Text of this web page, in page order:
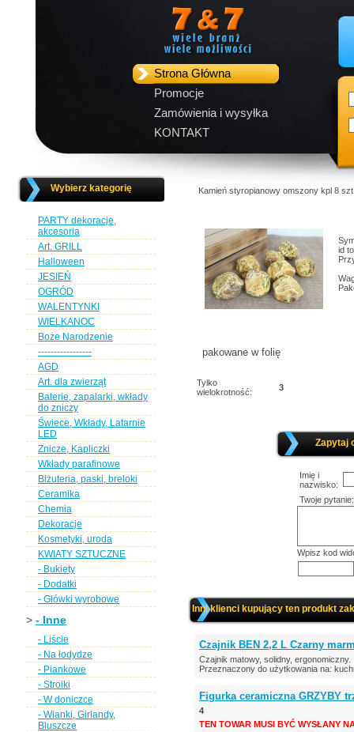
Strona Główna
Promocje
Zamówienia i wysyłka
KONTAKT
Wybierz kategorię
PARTY dekoracje,
akcesoria
Art. GRILL
Halloween
JESIEŃ
OGRÓD
WALENTYNKI
WIELKANOC
Boże Narodzenie
-----------------
AGD
Art. dla zwierząt
Baterie, zapalarki, wkłady
do zniczy
Świece, Wkłady, Latarnie
LED
Znicze, Kapliczki
Wkłady parafinowe
Biżuteria, paski, breloki
Ceramika
Chemia
Dekoracje
Kosmetyki, uroda
KWIATY SZTUCZNE
- Bukiety
- Dodatki
- Główki wyrobowe
> - Inne
- Liście
- Na łodydze
- Piankowe
- Stroiki
- W doniczce
- Wianki, Girlandy,
Bluszcze
Kamień styropianowy omszony kpl 8
id
pakowane w folię
Tylko
wielokrotność:
3
Zapytaj
Imię i
nazwisko:
Twoje pytanie:
Wpisz kod
Inni klienci kupujący ten produkt
Czajnik BEN 2,2 L Czarny
Czajnik matowy, solidny, ergonomiczny.
Przeznaczony do użytkowania na:
Figurka ceramiczna GRZYBY
4
TEN TOWAR MUSI BYĆ WYSŁANY